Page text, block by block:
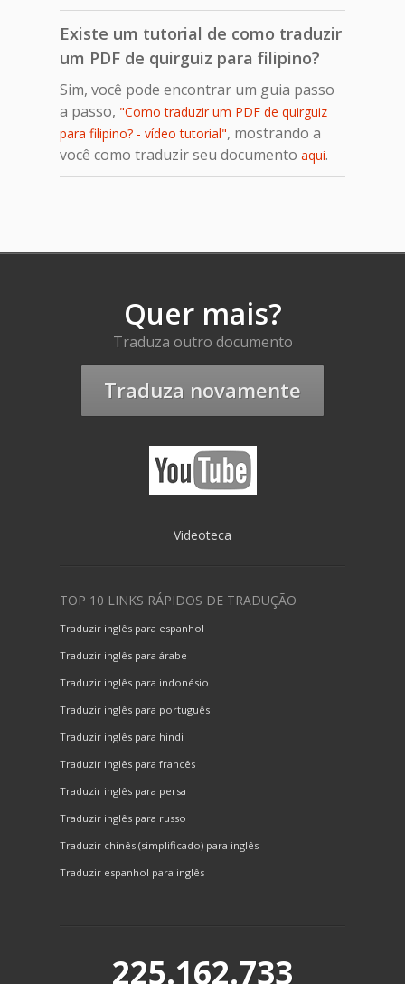
Existe um tutorial de como traduzir
um PDF de quirguiz para filipino?
Sim, você pode encontrar um guia passo
a passo, "Como traduzir um PDF de quirguiz
para filipino? - vídeo tutorial", mostrando a
você como traduzir seu documento aqui.
Quer mais?
Traduza outro documento
Traduza novamente
Videoteca
TOP 10 LINKS RÁPIDOS DE TRADUÇÃO
Traduzir inglês para espanhol
Traduzir inglês para árabe
Traduzir inglês para indonésio
Traduzir inglês para português
Traduzir inglês para hindi
Traduzir inglês para francês
Traduzir inglês para persa
Traduzir inglês para russo
Traduzir chinês (simplificado) para inglês
Traduzir espanhol para inglês
225.162.733